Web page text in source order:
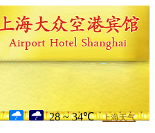
28 ~ 34℃ 上海天气